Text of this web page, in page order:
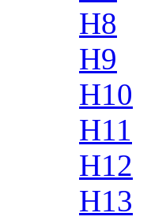
H8
H9
H10
H11
H12
H13